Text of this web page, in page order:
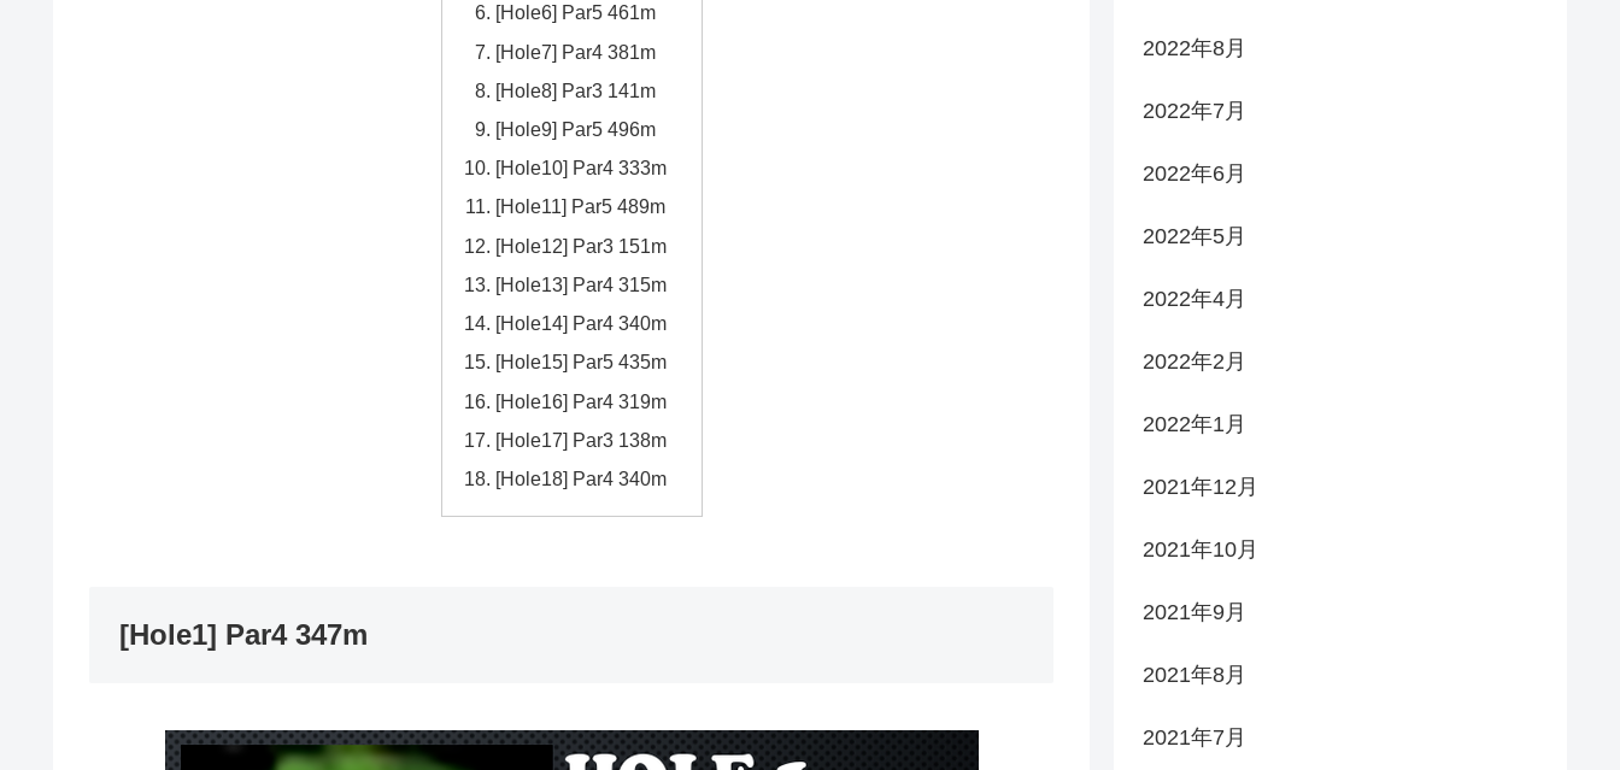
[Hole6] Par5 461m
[Hole7] Par4 381m
[Hole8] Par3 141m
[Hole9] Par5 496m
[Hole10] Par4 333m
[Hole11] Par5 489m
[Hole12] Par3 151m
[Hole13] Par4 315m
[Hole14] Par4 340m
[Hole15] Par5 435m
[Hole16] Par4 319m
[Hole17] Par3 138m
[Hole18] Par4 340m
[Hole1] Par4 347m
2022年8月
2022年7月
2022年6月
2022年5月
2022年4月
2022年2月
2022年1月
2021年12月
2021年10月
2021年9月
2021年8月
2021年7月